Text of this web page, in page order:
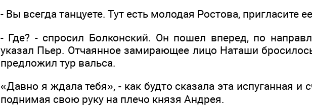
- Вы всегда танцуете. Тут есть молодая Ростова, пригласите
- Где? - спросил Болконский. Он пошел вперед, по
указал Пьер. Отчаянное замирающее лицо Наташи
предложил тур вальса.
«Давно я ждала тебя», - как будто сказала эта испуганная и
поднимая свою руку на плечо князя Андрея.